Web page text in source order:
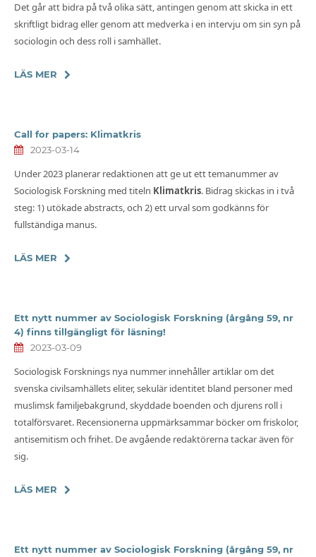
Det går att bidra på två olika sätt, antingen genom att skicka in ett
skriftligt bidrag eller genom att medverka i en intervju om sin syn på
sociologin och dess roll i samhället.
LÄS MER
Call for papers: Klimatkris
2023-03-14
Under 2023 planerar redaktionen att ge ut ett temanummer av
Sociologisk Forskning med titeln Klimatkris. Bidrag skickas in i två
steg: 1) utökade abstracts, och 2) ett urval som godkänns för
fullständiga manus.
LÄS MER
Ett nytt nummer av Sociologisk Forskning (årgång 59, nr
4) finns tillgängligt för läsning!
2023-03-09
Sociologisk Forsknings nya nummer innehåller artiklar om det
svenska civilsamhällets eliter, sekulär identitet bland personer med
muslimsk familjebakgrund, skyddade boenden och djurens roll i
totalförsvaret. Recensionerna uppmärksammar böcker om friskolor,
antisemitism och frihet. De avgående redaktörerna tackar även för
sig.
LÄS MER
Ett nytt nummer av Sociologisk Forskning (årgång 59, nr